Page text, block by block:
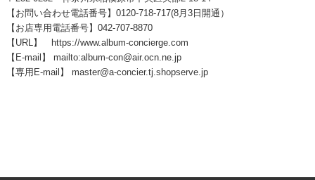
【お問い合わせ電話番号】0120-718-717(8月3日開通）
【お店専用電話番号】042-707-8870
【URL】 https://www.album-concierge.com
【E-mail】 mailto:album-con@air.ocn.ne.jp
【専用E-mail】 master@a-concier.tj.shopserve.jp